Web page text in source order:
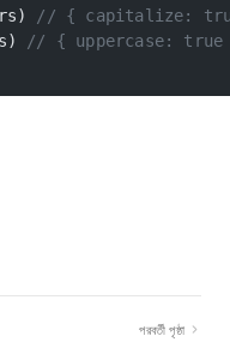
// { capitalize:
// { uppercase:
পরবর্তী পৃষ্ঠা